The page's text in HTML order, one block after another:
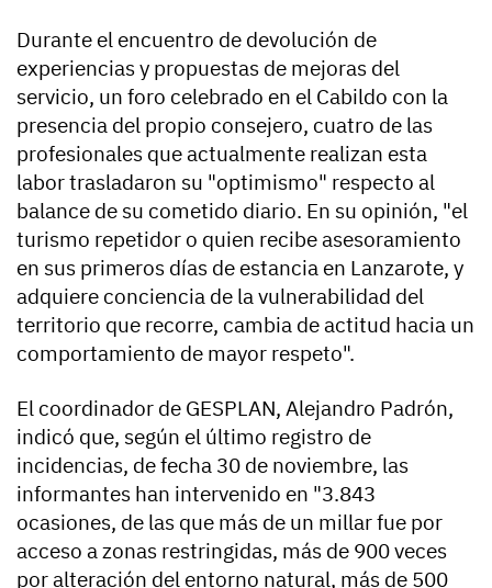
Durante el encuentro de devolución de
experiencias y propuestas de mejoras del
servicio, un foro celebrado en el Cabildo con la
presencia del propio consejero, cuatro de las
profesionales que actualmente realizan esta
labor trasladaron su "optimismo" respecto al
balance de su cometido diario. En su opinión, "el
turismo repetidor o quien recibe asesoramiento
en sus primeros días de estancia en Lanzarote, y
adquiere conciencia de la vulnerabilidad del
territorio que recorre, cambia de actitud hacia un
comportamiento de mayor respeto".
El coordinador de GESPLAN, Alejandro Padrón,
indicó que, según el último registro de
incidencias, de fecha 30 de noviembre, las
informantes han intervenido en "3.843
ocasiones, de las que más de un millar fue por
acceso a zonas restringidas, más de 900 veces
por alteración del entorno natural, más de 500